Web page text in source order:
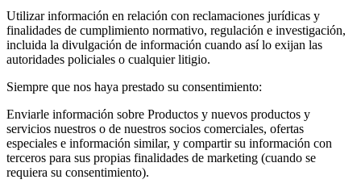
Utilizar información en relación con reclamaciones jurídicas y
finalidades de cumplimiento normativo, regulación e investigación,
incluida la divulgación de información cuando así lo exijan las
autoridades policiales o cualquier litigio.
Siempre que nos haya prestado su consentimiento:
Enviarle información sobre Productos y nuevos productos y
servicios nuestros o de nuestros socios comerciales, ofertas
especiales e información similar, y compartir su información con
terceros para sus propias finalidades de marketing (cuando se
requiera su consentimiento).